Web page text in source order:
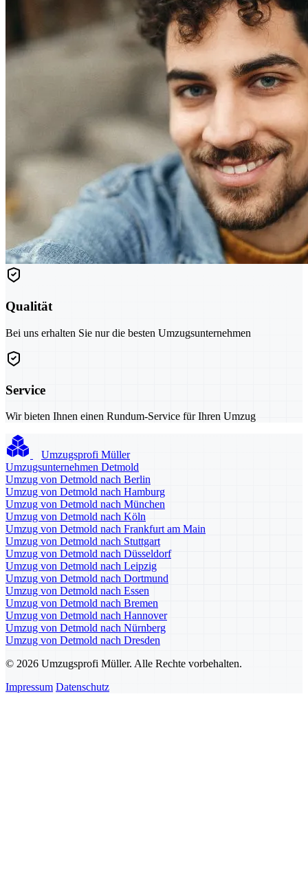
Qualität
Bei uns erhalten Sie nur die besten Umzugsunternehmen
Service
Wir bieten Ihnen einen Rundum-Service für Ihren Umzug
Umzugsprofi Müller
Umzugsunternehmen Detmold
Umzug von Detmold nach Berlin
Umzug von Detmold nach Hamburg
Umzug von Detmold nach München
Umzug von Detmold nach Köln
Umzug von Detmold nach Frankfurt am Main
Umzug von Detmold nach Stuttgart
Umzug von Detmold nach Düsseldorf
Umzug von Detmold nach Leipzig
Umzug von Detmold nach Dortmund
Umzug von Detmold nach Essen
Umzug von Detmold nach Bremen
Umzug von Detmold nach Hannover
Umzug von Detmold nach Nürnberg
Umzug von Detmold nach Dresden
© 2026 Umzugsprofi Müller. Alle Rechte vorbehalten.
Impressum Datenschutz